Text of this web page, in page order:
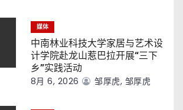
媒体
中南林业科技大学家居与艺术设
计学院赴龙山惹巴拉开展“三下
乡”实践活动
8月 6, 2026 邹厚虎, 邹厚虎